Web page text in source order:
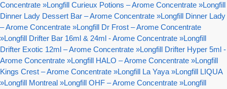
Concentrate »Longfill Curieux Potions – Arome Concentrate »Longfill
Dinner Lady Dessert Bar – Arome Concentrate »Longfill Dinner Lady
– Arome Concentrate »Longfill Dr Frost – Arome Concentrate
»Longfill Drifter Bar 16ml & 24ml - Arome Concentrate »Longfill
Drifter Exotic 12ml – Arome Concentrate »Longfill Drifter Hyper 5ml -
Arome Concentrate »Longfill HALO – Arome Concentrate »Longfill
Kings Crest – Arome Concentrate »Longfill La Yaya »Longfill LIQUA
»Longfill Montreal »Longfill OHF – Arome Concentrate »Longfill